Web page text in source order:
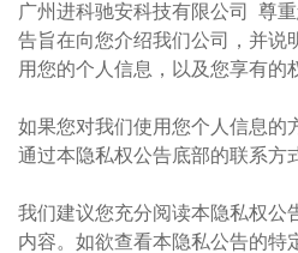
广州进科驰安科技有限公司 尊
告旨在向您介绍我们公司，并说
用您的个人信息，以及您享有的
如果您对我们使用您个人信息的
通过本隐私权公告底部的联系方
我们建议您充分阅读本隐私权公
内容。如欲查看本隐私公告的特